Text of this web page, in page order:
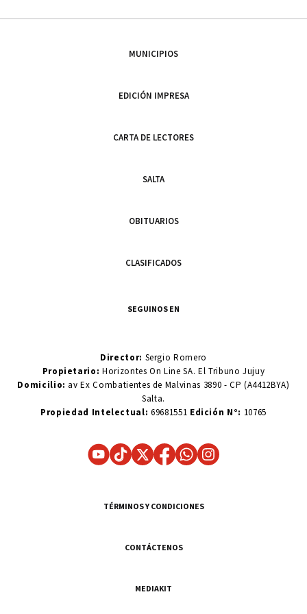
MUNICIPIOS
EDICIÓN IMPRESA
CARTA DE LECTORES
SALTA
OBITUARIOS
CLASIFICADOS
SEGUINOS EN
Director: Sergio Romero
Propietario:Horizontes On Line SA. El Tribuno Jujuy
Domicilio: av Ex Combatientes de Malvinas 3890 - CP (A4412BYA)
Salta.
Propiedad Intelectual: 69681551 Edición N°: 10765
TÉRMINOS Y CONDICIONES
CONTÁCTENOS
MEDIAKIT